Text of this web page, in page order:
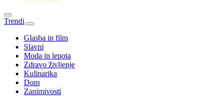
Trendi
Glasba in film
Slavni
Moda in lepota
Zdravo življenje
Kulinarika
Dom
Zanimivosti